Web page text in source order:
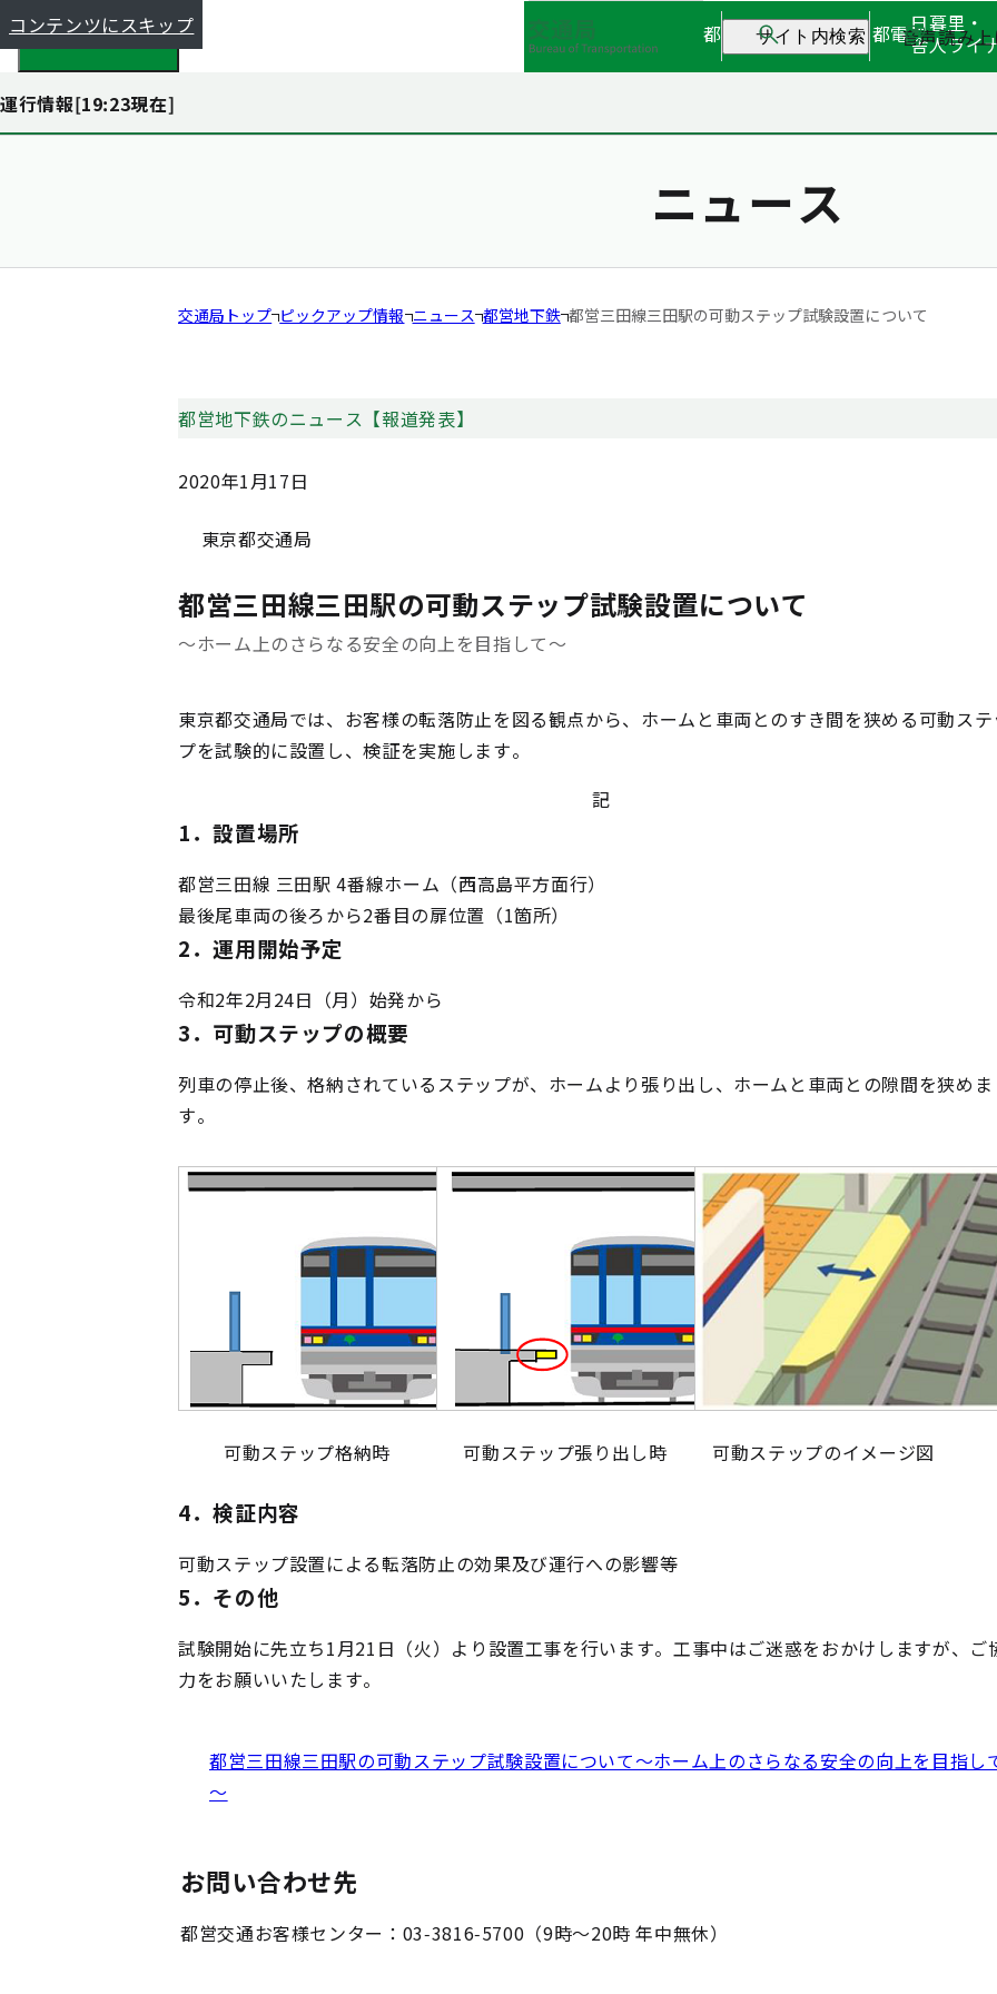
コンテンツにスキップ
都全体で探す サイト内検索 音声読み
都営地下鉄 都営バス 都電日暮里・
舎人ライ
運行情報[19:23現在]
ニュース
交通局トップ ピックアップ情報 ニュース 都営地下鉄 都営三田線三田駅の可動ステップ試験設置について
都営地下鉄のニュース【報道発表】
2020年1月17日
東京都交通局
都営三田線三田駅の可動ステップ試験設置について
～ホーム上のさらなる安全の向上を目指して～
東京都交通局では、お客様の転落防止を図る観点から、ホームと車両とのすき間を狭める可動ス
プを試験的に設置し、検証を実施します。
記
1．設置場所
都営三田線 三田駅 4番線ホーム（西高島平方面行）
最後尾車両の後ろから2番目の扉位置（1箇所）
2．運用開始予定
令和2年2月24日（月）始発から
3．可動ステップの概要
列車の停止後、格納されているステップが、ホームより張り出し、ホームと車両との隙間を狭めま
す。
可動ステップ格納時 可動ステップ張り出し時 可動ステップのイメージ図
4．検証内容
可動ステップ設置による転落防止の効果及び運行への影響等
5．その他
試験開始に先立ち1月21日（火）より設置工事を行います。工事中はご迷惑をおかけしますが、ご
力をお願いいたします。
都営三田線三田駅の可動ステップ試験設置について～ホーム上のさらなる安全の向上を目指し
～
お問い合わせ先
都営交通お客様センター：03-3816-5700（9時～20時 年中無休）